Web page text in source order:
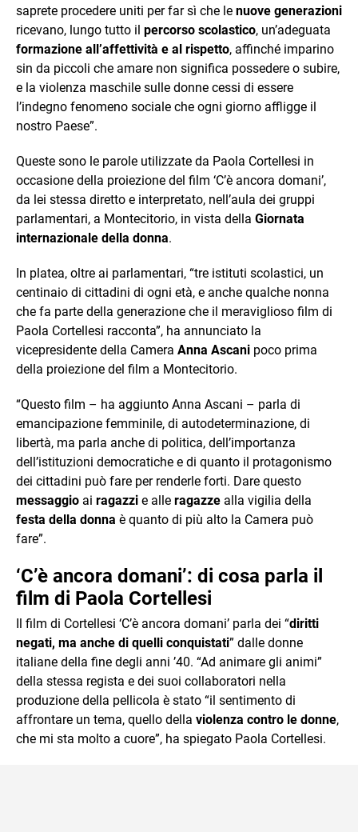
saprete procedere uniti per far sì che le nuove generazioni
ricevano, lungo tutto il percorso scolastico, un’adeguata
formazione all’affettività e al rispetto, affinché imparino
sin da piccoli che amare non significa possedere o subire,
e la violenza maschile sulle donne cessi di essere
l’indegno fenomeno sociale che ogni giorno affligge il
nostro Paese”.
Queste sono le parole utilizzate da Paola Cortellesi in
occasione della proiezione del film ‘C’è ancora domani’,
da lei stessa diretto e interpretato, nell’aula dei gruppi
parlamentari, a Montecitorio, in vista della Giornata
internazionale della donna.
In platea, oltre ai parlamentari, “tre istituti scolastici, un
centinaio di cittadini di ogni età, e anche qualche nonna
che fa parte della generazione che il meraviglioso film di
Paola Cortellesi racconta”, ha annunciato la
vicepresidente della Camera Anna Ascani poco prima
della proiezione del film a Montecitorio.
“Questo film – ha aggiunto Anna Ascani – parla di
emancipazione femminile, di autodeterminazione, di
libertà, ma parla anche di politica, dell’importanza
dell’istituzioni democratiche e di quanto il protagonismo
dei cittadini può fare per renderle forti. Dare questo
messaggio ai ragazzi e alle ragazze alla vigilia della
festa della donna è quanto di più alto la Camera può
fare”.
‘C’è ancora domani’: di cosa parla il
film di Paola Cortellesi
Il film di Cortellesi ‘C’è ancora domani’ parla dei “diritti
negati, ma anche di quelli conquistati” dalle donne
italiane della fine degli anni ’40. “Ad animare gli animi”
della stessa regista e dei suoi collaboratori nella
produzione della pellicola è stato “il sentimento di
affrontare un tema, quello della violenza contro le donne,
che mi sta molto a cuore”, ha spiegato Paola Cortellesi.